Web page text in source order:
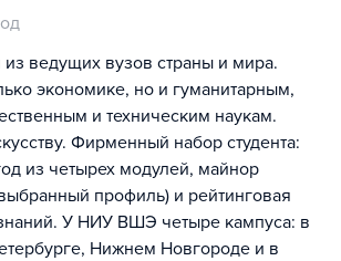
ведущих вузов страны и мира.
экономике, но и гуманитарным,
и техническим наукам.
Фирменный набор студента:
из четырех модулей, майнор
профиль) и рейтинговая
У НИУ ВШЭ четыре кампуса: в
Нижнем Новгороде и в